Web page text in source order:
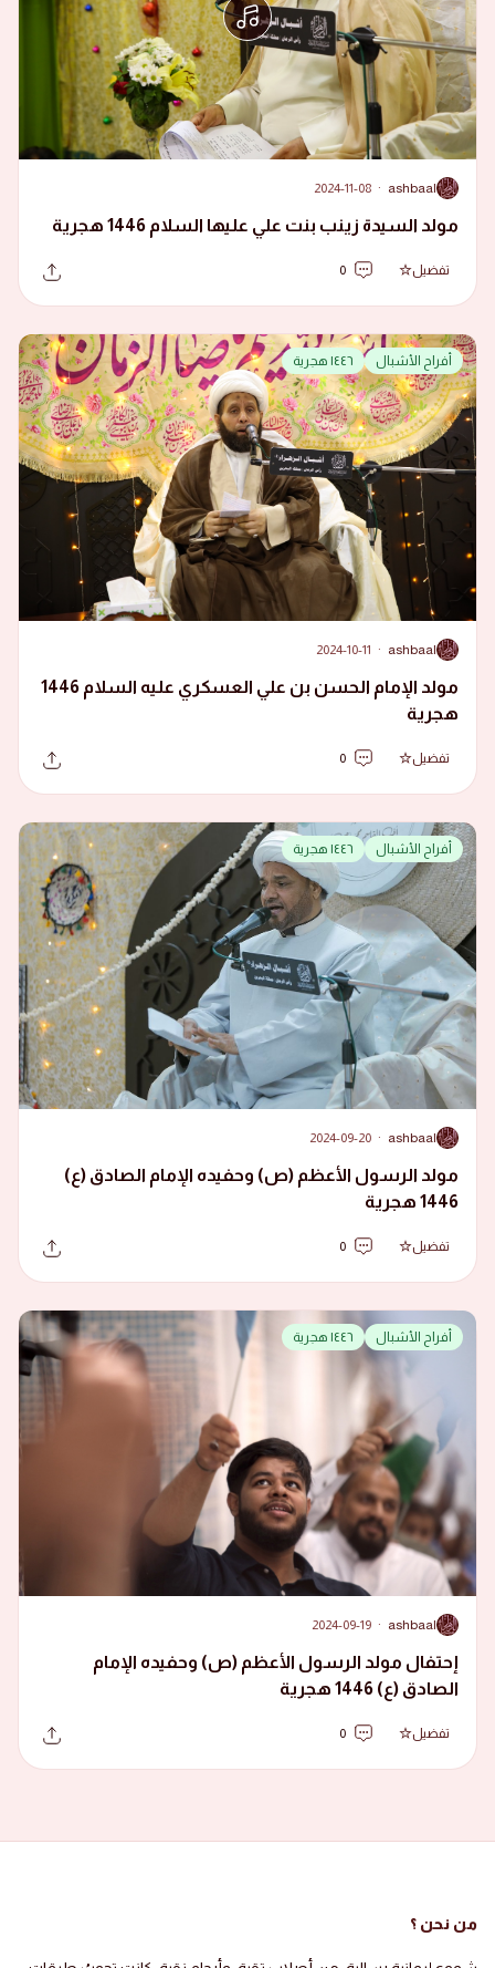
A
ashbaal
·
2024-11-08
مولد السيدة زينب بنت علي عليها السلام 1446 هجرية
تفضيل 0
أفراح الأشبال ١٤٤٦ هجرية
A
ashbaal
·
2024-10-11
مولد الإمام الحسن بن علي العسكري عليه السلام 1446
هجرية
تفضيل 0
أفراح الأشبال ١٤٤٦ هجرية
A
ashbaal
·
2024-09-20
مولد الرسول الأعظم (ص) وحفيده الإمام الصادق (ع)
1446 هجرية
تفضيل 0
أفراح الأشبال ١٤٤٦ هجرية
A
ashbaal
·
2024-09-19
إحتفال مولد الرسول الأعظم (ص) وحفيده الإمام
الصادق (ع) 1446 هجرية
تفضيل 0
من نحن ؟